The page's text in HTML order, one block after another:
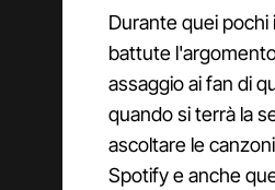
Durante quei
battute
assaggio ai fan di
quando si terrà la
ascoltare le
Spotify e anche